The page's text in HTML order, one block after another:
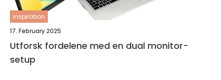
inspiration
17. February 2025
Utforsk fordelene med en dual monitor-
setup